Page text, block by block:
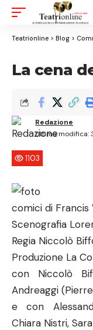
Teatrionline > Blog >
La cena
Ultima modifica:
Redazione
1103
comici di Francis
Scenografia
Regia Niccolò
Produzione La
con Niccolò
Andreaggi
e con
Chiara Nistri,